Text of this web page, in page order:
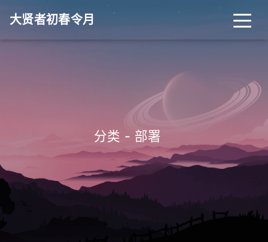
大贤者初春令月
分类 - 部署